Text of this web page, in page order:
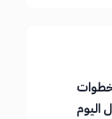
خطوات
اليوم